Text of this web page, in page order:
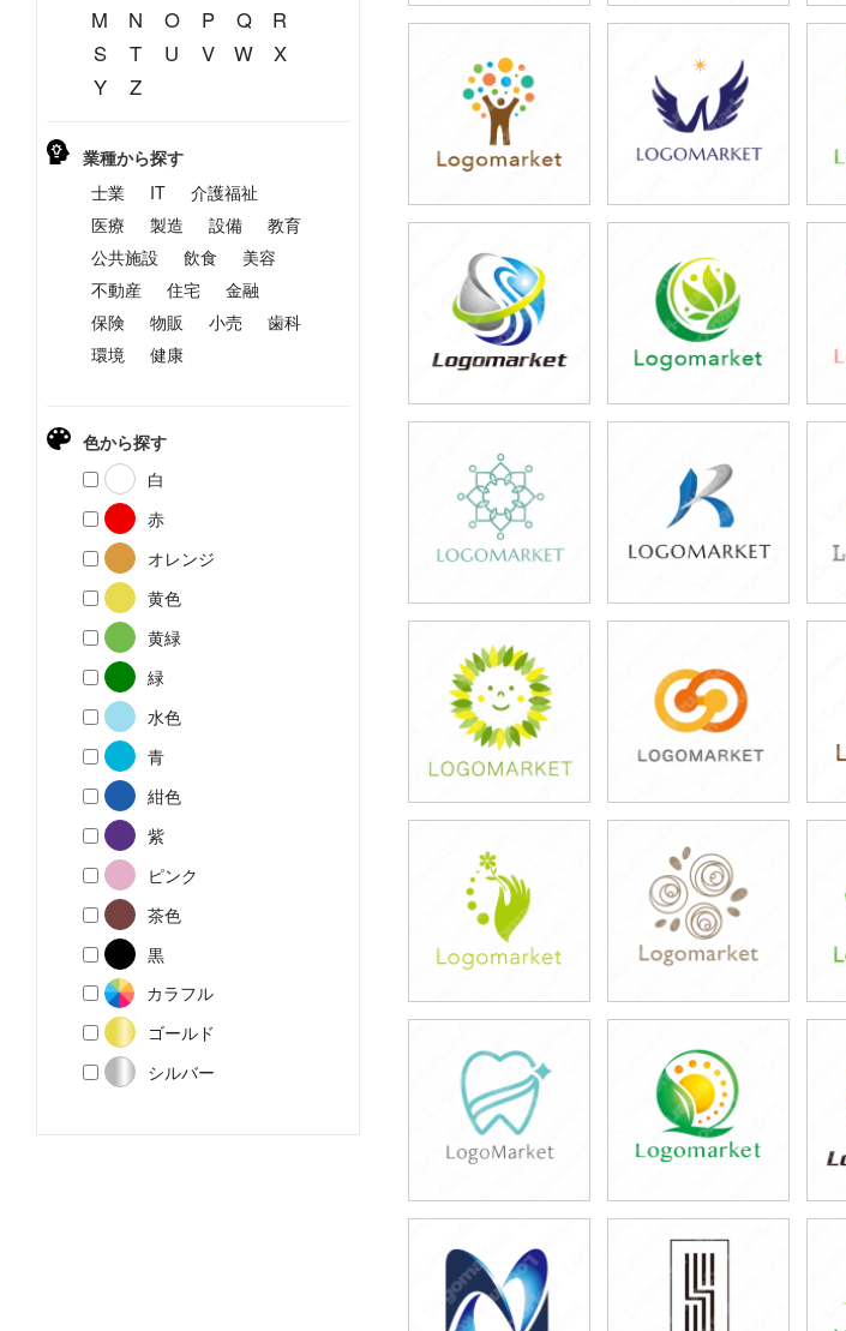
M
N O P Q
R
S
T U V W
X
Y
Z
業種から探す
士業
IT
介護福祉
医療
製造 設備
教育
公共施設
飲食
美容
不動産
住宅
金融
保険
物販 小売
歯科
環境
健康
色から探す
白
赤
オレンジ
黄色
黄緑
緑
水色
青
紺色
紫
ピンク
茶色
黒
カラフル
ゴールド
シルバー
39,800円
(税込43,780円)
49,800円
(税込54,780円)
39,800円
(税込43,780円)
39,800円
(税込43,780円)
59,800円
(税込65,780円)
39,800円
(税込43,780円)
39,800円
(税込43,780円)
39,800円
(税込43,780円)
39,800円
(税込43,780円)
39,800円
(税込43,780円)
39,800円
(税込43,780円)
39,800円
(税込43,780円)
39,800円
(税込43,780円)
39,800円
(税込43,780円)